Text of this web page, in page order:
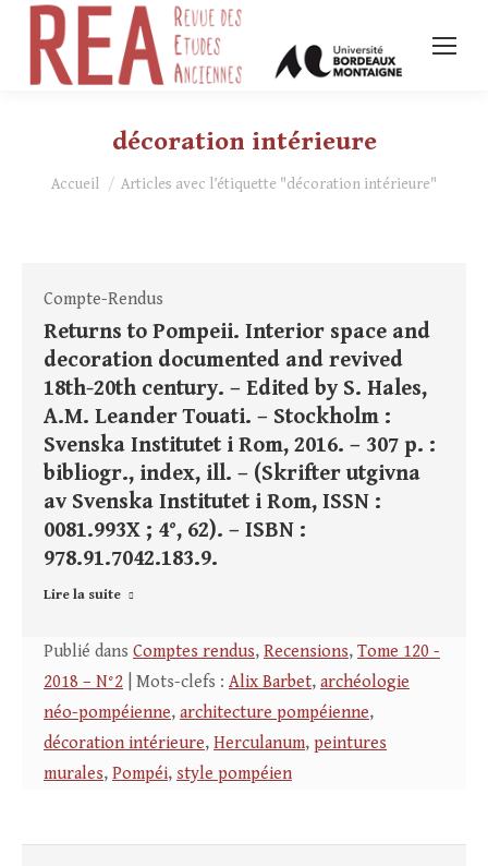
décoration intérieure
Vous êtes ici :
Accueil Articles avec l’étiquette "décoration intérieure"
Compte-Rendus
Returns to Pompeii. Interior space and
decoration documented and revived
18th-20th century. – Edited by S. Hales,
A.M. Leander Touati. – Stockholm :
Svenska Institutet i Rom, 2016. – 307 p. :
bibliogr., index, ill. – (Skrifter utgivna
av Svenska Institutet i Rom, ISSN :
0081.993X ; 4°, 62). – ISBN :
978.91.7042.183.9.
Lire la suite
Publié dans Comptes rendus, Recensions, Tome 120 -
2018 – N°2 | Mots-clefs : Alix Barbet, archéologie
néo-pompéienne, architecture pompéienne,
décoration intérieure, Herculanum, peintures
murales, Pompéi, style pompéien